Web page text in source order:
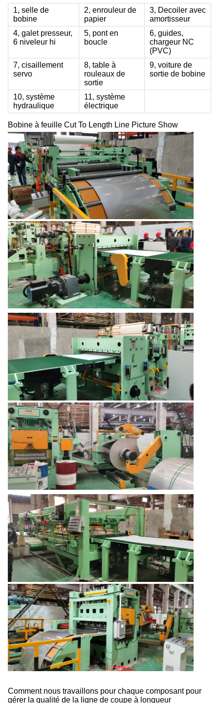
1, selle de
bobine
2, enrouleur de
papier
3, Decoiler avec
amortisseur
4, galet presseur,
6 niveleur hi
5, pont en
boucle
6, guides,
chargeur NC
(PVC)
7, cisaillement
servo
8, table à
rouleaux de
sortie
9, voiture de
sortie de bobine
10, système
hydraulique
11, système
électrique
Bobine à feuille Cut To Length Line Picture Show
Comment nous travaillons pour chaque composant pour
gérer la qualité de la ligne de coupe à longueur